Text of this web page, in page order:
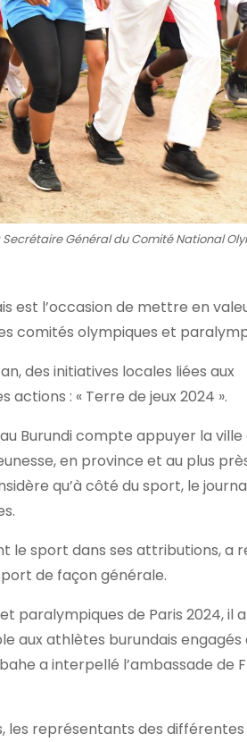
Général du Comité National
est l’occasion de mettre en
comités olympiques et
des initiatives locales liées aux
: « Terre de jeux 2024 ».
Burundi compte appuyer la ville
en province et au plus
qu’à côté du sport, le
le sport dans ses attributions, a
de façon générale.
paralympiques de Paris 2024, il
aux athlètes burundais engagés
a interpellé l’ambassade de
les représentants des différentes